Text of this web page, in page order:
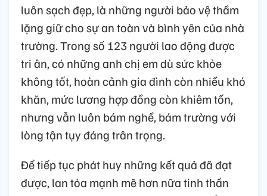
luôn sạch đẹp, là những người bảo vệ thầm
lặng giữ cho sự an toàn và bình yên của nhà
trường. Trong số 123 người lao động được
tri ân, có những anh chị em dù sức khỏe
không tốt, hoàn cảnh gia đình còn nhiều khó
khăn, mức lương hợp đồng còn khiêm tốn,
nhưng vẫn luôn bám nghề, bám trường với
lòng tận tụy đáng trân trọng.
Để tiếp tục phát huy những kết quả đã đạt
được, lan tỏa mạnh mẽ hơn nữa tinh thần